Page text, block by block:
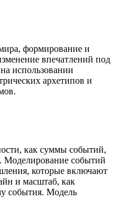
формирование и
впечатлений под
использовании
архетипов и
как суммы событий,
Моделирование событий
которые включают
и масштаб, как
события. Модель